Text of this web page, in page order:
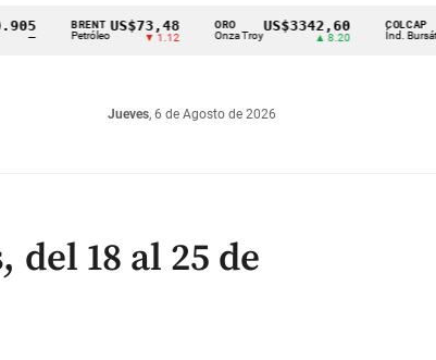
BRENT
Petróleo
US$73,48
▼ 1.12
ORO
Onza Troy
US$3342,60 COLCAP
Índ. Bursátil
Jueves, 6 de Agosto de 2026
18 al 25 de